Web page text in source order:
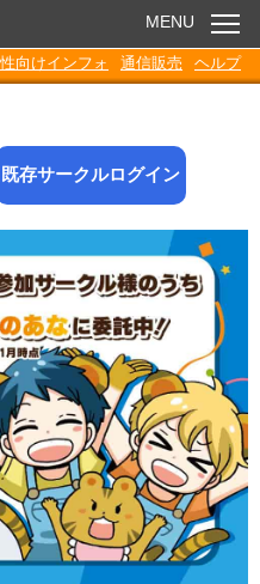
お知らせ
電子書籍
Q&A
各種ダウンロード
MENU
向けインフォ 通信販売 ヘルプ
既存サークルログイン